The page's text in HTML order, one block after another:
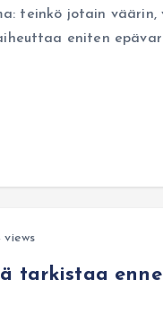
teinkö jotain väärin,
eniten
views
tarkistaa